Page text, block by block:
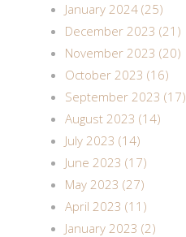
January 2024 (25)
December 2023 (21)
November 2023 (20)
October 2023 (16)
September 2023 (17)
August 2023 (14)
July 2023 (14)
June 2023 (17)
May 2023 (27)
April 2023 (11)
January 2023 (2)